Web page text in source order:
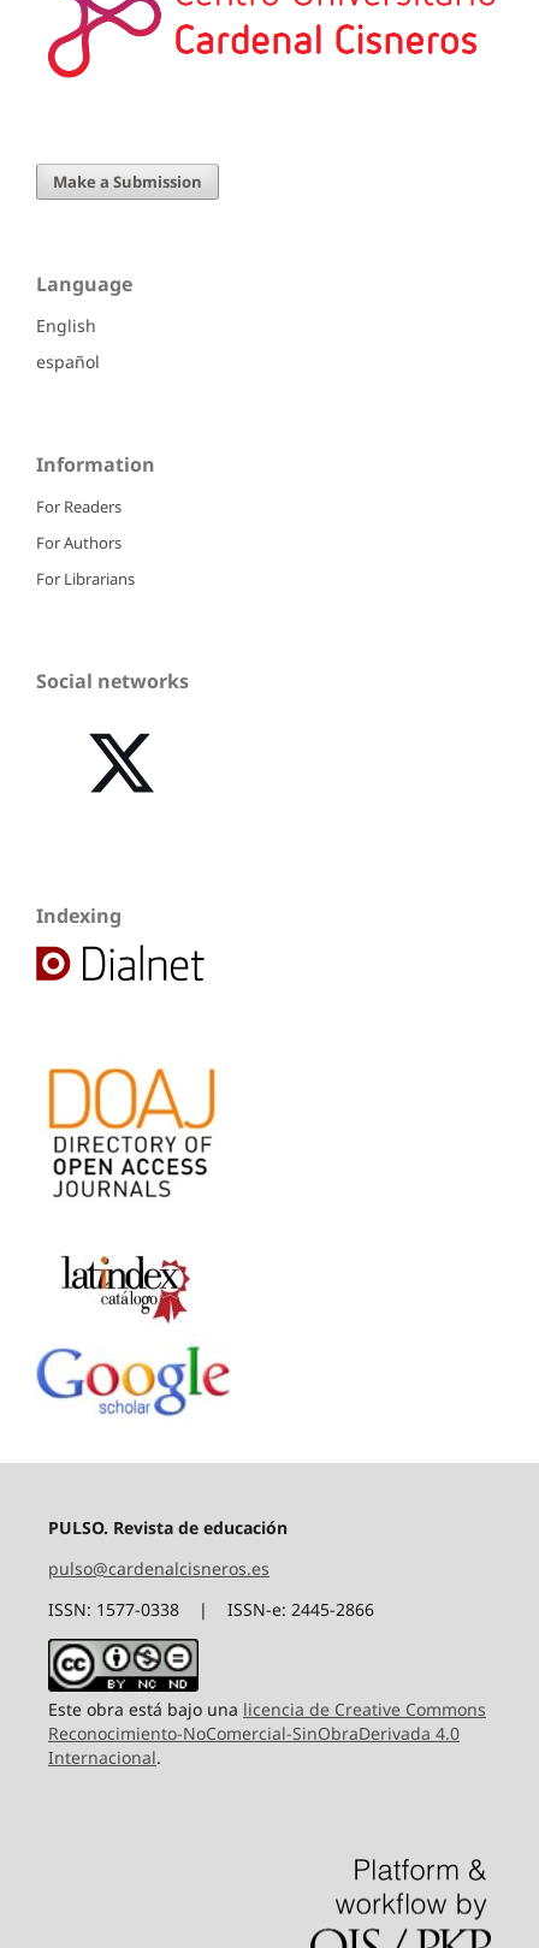
Make a Submission
Language
English
español
Information
For Readers
For Authors
For Librarians
Social networks
Indexing
PULSO. Revista de educación
pulso@cardenalcisneros.es
ISSN: 1577-0338 | ISSN-e: 2445-2866
Este obra está bajo una licencia de Creative Commons
Reconocimiento-NoComercial-SinObraDerivada 4.0
Internacional.